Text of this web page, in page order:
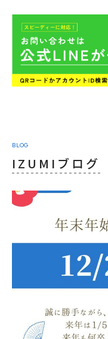
BLOG
IZUMIブログ